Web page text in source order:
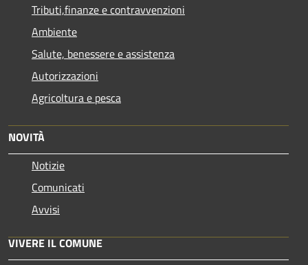
Tributi,finanze e contravvenzioni
Ambiente
Salute, benessere e assistenza
Autorizzazioni
Agricoltura e pesca
NOVITÀ
Notizie
Comunicati
Avvisi
VIVERE IL COMUNE